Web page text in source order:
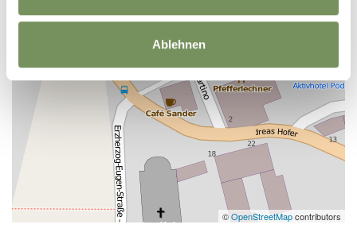
Ablehnen
©OpenStreetMapcontributors